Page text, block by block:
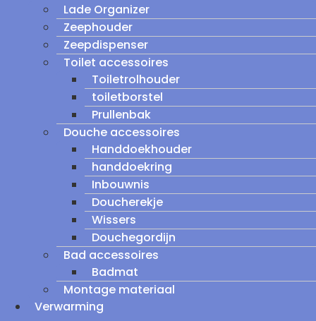
Lade Organizer
Zeephouder
Zeepdispenser
Toilet accessoires
Toiletrolhouder
toiletborstel
Prullenbak
Douche accessoires
Handdoekhouder
handdoekring
Inbouwnis
Doucherekje
Wissers
Douchegordijn
Bad accessoires
Badmat
Montage materiaal
Verwarming